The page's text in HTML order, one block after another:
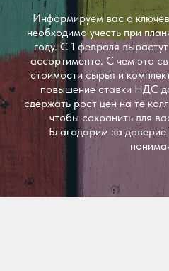
Информируем вас о
необходимо учесть при
году. С 1 февраля
ассортименте. С чем это
стоимости сырья и
повышение ставки НДС
сдержать рост цен на те
чтобы сохранить для
Благодарим за